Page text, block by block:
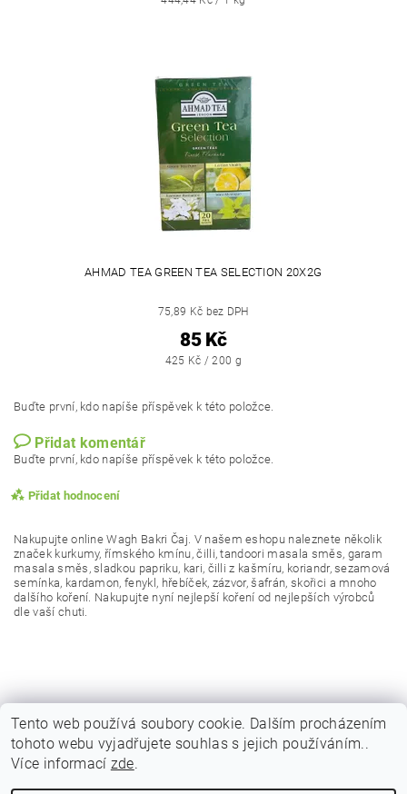
AHMAD TEA GREEN TEA SELECTION 20X2G
75,89 Kč bez DPH
85 Kč
425 Kč / 200 g
Buďte první, kdo napíše příspěvek k této položce.
Přidat komentář
Buďte první, kdo napíše příspěvek k této položce.
Přidat hodnocení
osobních údajů
Nakupujte onlineWagh Bakri Čaj. V našem eshopu naleznete několik
značek kurkumy, římského kmínu, čilli, tandoori masala směs, garam
masala směs, sladkou papriku, kari, čilli z kašmíru, koriandr, sezamová
semínka, kardamon, fenykl, hřebíček, zázvor, šafrán, skořici a mnoho
dalšího koření. Nakupujte nyní nejlepší koření od nejlepších výrobců
dle vaší chuti.
Obchodní podmínky |
Reklamační podmínky
Tento web používá soubory cookie. Dalším procházením
tohoto webu vyjadřujete souhlas s jejich používáním..
Více informací zde.